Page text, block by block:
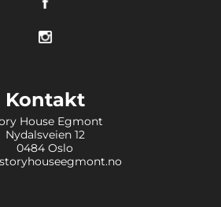
Kontakt
House Egmont
Nydalsveien 12
0484 Oslo